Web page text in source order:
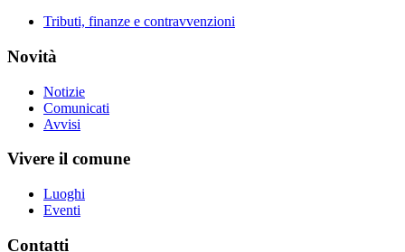
Tributi, finanze e contravvenzioni
Novità
Notizie
Comunicati
Avvisi
Vivere il comune
Luoghi
Eventi
Contatti